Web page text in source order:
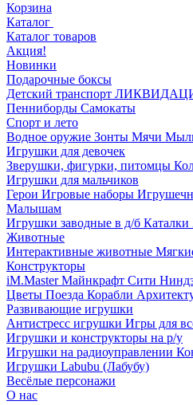
Корзина
Каталог
Каталог товаров
Акция!
Новинки
Подарочные боксы
Детский транспорт
Пенниборды Самокаты
Спорт и лето
Водное оружие Зонты Мячи
Игрушки для девочек
Зверушки, фигурки, питомцы
Игрушки для мальчиков
Герои Игровые наборы
Малышам
Игрушки заводные в д/б Каталки
Животные
Интерактивные животные
Конструкторы
iM.Master Майнкрафт Сити
Цветы Поезда Корабли
Развивающие игрушки
Антистресс игрушки Игры для
Игрушки и конструкторы на р/у
Игрушки на радиоуправлении
Игрушки Labubu (Лабубу)
Весёлые персонажи
О нас